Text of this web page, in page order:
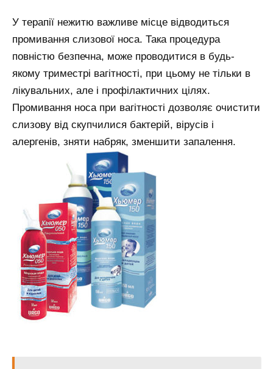
У терапії нежитю важливе місце відводиться
промивання слизової носа. Така процедура
повністю безпечна, може проводитися в будь-
якому триместрі вагітності, при цьому не тільки в
лікувальних, але і профілактичних цілях.
Промивання носа при вагітності дозволяє очистити
слизову від скупчилися бактерій, вірусів і
алергенів, зняти набряк, зменшити запалення.